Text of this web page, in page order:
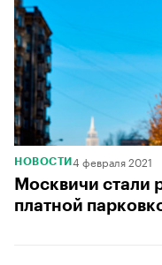
НОВОСТИ 4 февраля 2021
Москвичи стали
платной